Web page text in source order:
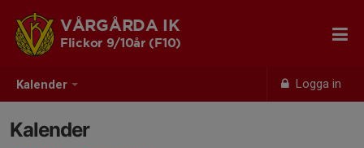
Kalender Logga in
VÅRGÅRDA IK
Flickor 9/10år (F10)
Kalender